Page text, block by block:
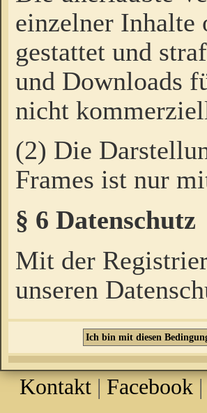
einzelner Inhalte
gestattet und
und Downloads
nicht
(2) Die
Frames ist nur
§ 6 Datenschutz
Mit der
unseren
Kontakt | Facebook |